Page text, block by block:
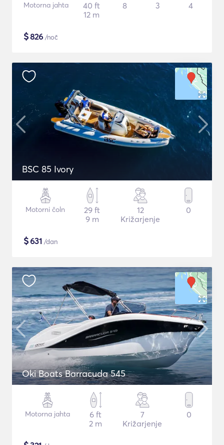
Motorna jahta
40 ft
12 m
8 3 4
$826 /noč
BSC 85 Ivory
Motorni čoln
29 ft
9 m
12
Križarjenje
0
$631 /dan
Oki Boats Barracuda 545
Motorna jahta
6 ft
2 m
7
Križarjenje
0